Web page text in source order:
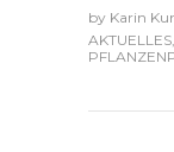
by Karin
AKTUELLES,